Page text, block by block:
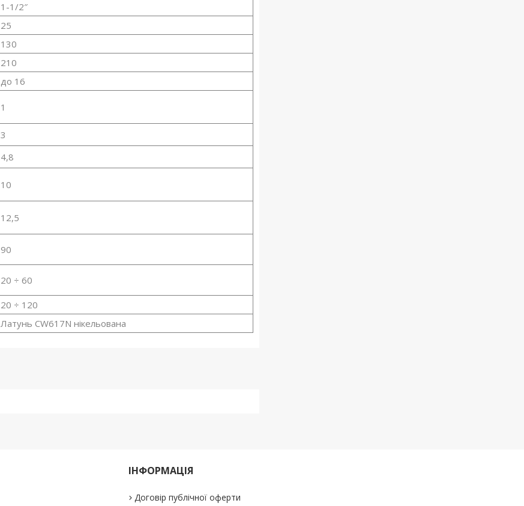
1-1/2″
25
130
210
до 16
1
3
4,8
10
12,5
90
20 ÷ 60
20 ÷ 120
Латунь CW617N нікельована
ІНФОРМАЦІЯ
Договір публічної оферти